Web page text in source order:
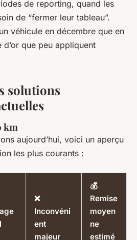
de reporting, quand les
de “fermer leur tableau”.
véhicule en décembre que en
d’or que peu appliquent
solutions
km
aujourd’hui, voici un aperçu
les plus courants :
❌
Inconvéni
ent
majeur
💰
Remise
moyen
ne
estimé